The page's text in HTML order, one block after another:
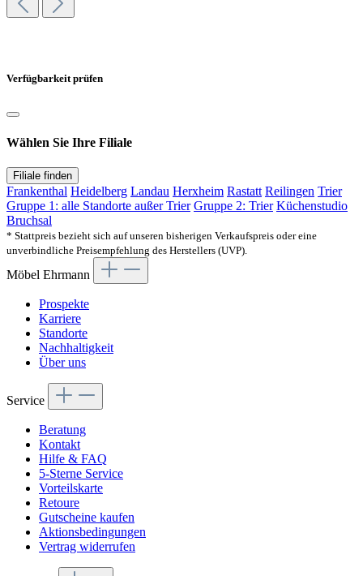
Verfügbarkeit prüfen
Wählen Sie Ihre Filiale
Filiale finden
Frankenthal Heidelberg Landau Herxheim Rastatt Reilingen Trier
Gruppe 1: alle Standorte außer Trier Gruppe 2: Trier Küchenstudio
Bruchsal
* Stattpreis bezieht sich auf unseren bisherigen Verkaufspreis oder eine
unverbindliche Preisempfehlung des Herstellers (UVP).
Möbel Ehrmann
Prospekte
Karriere
Standorte
Nachhaltigkeit
Über uns
Service
Beratung
Kontakt
Hilfe & FAQ
5-Sterne Service
Vorteilskarte
Retoure
Gutscheine kaufen
Aktionsbedingungen
Vertrag widerrufen